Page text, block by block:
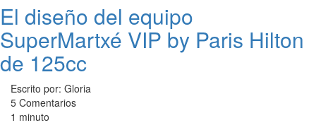
El diseño del equipo
SuperMartxé VIP by Paris Hilton
de 125cc
Escrito por: Gloria
5 Comentarios
1 minuto